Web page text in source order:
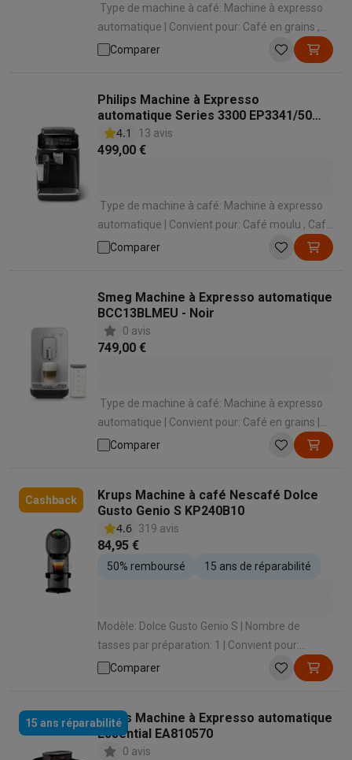
Type de machine à café: Machine à expresso
automatique | Convient pour: Café en grains ,
Café moulu | Convient pour faire mousser le
lait: Oui | Mode de préparation des spécialités
bouton | Panneau de commande: Écran tactile
Comparer
Philips Machine à Expresso
automatique Series 3300 EP3341/50
LatteGo
4.1 13 avis
499,00 €
Type de machine à café: Machine à expresso
automatique | Convient pour: Café moulu , Café
en grains | Convient pour faire mousser le lait:
Oui | Mode de préparation des spécialités
bouton | Panneau de commande: Écran tactile
Comparer
Smeg Machine à Expresso automatique
BCC13BLMEU - Noir
0 avis
749,00 €
Type de machine à café: Machine à expresso
automatique | Convient pour: Café en grains |
Convient pour faire mousser le lait: Oui | Mode
Panneau de commande: Boutons
Comparer
Cashback
Krups Machine à café Nescafé Dolce
Gusto Genio S KP240B10
4.6 319 avis
84,95 €
50% remboursé 15 ans de réparabilité
Modèle: Dolce Gusto Genio S | Nombre de
tasses par préparation: 1 | Convient pour:
Capsules Dolce Gusto | Intensité du café
réglable: Non | Volume de café réglable: Oui
Comparer
15 ans réparabilitéKrups Machine à Expresso automatique
Essential EA810570
0 avis